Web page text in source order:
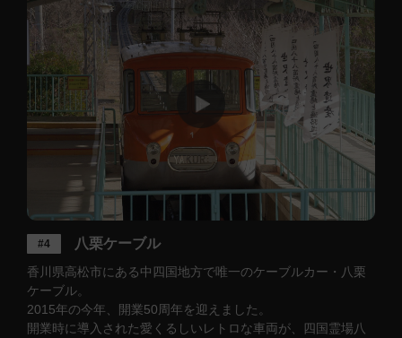
#4 八栗ケーブル
香川県高松市にある中四国地方で唯一のケーブルカー・八栗
ケーブル。
2015年の今年、開業50周年を迎えました。
開業時に導入された愛くるしいレトロな車両が、四国霊場八